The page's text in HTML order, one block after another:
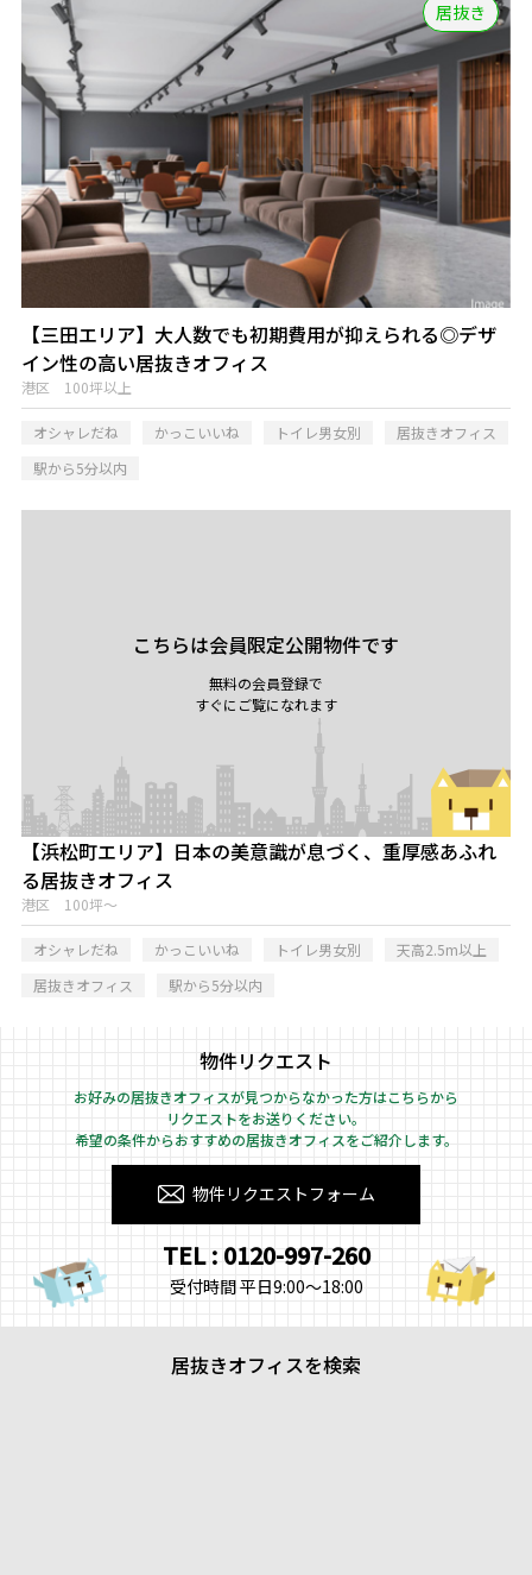
居抜き
【三田エリア】大人数でも初期費用が抑えられる◎デザ
イン性の高い居抜きオフィス
港区 100坪以上
オシャレだね かっこいいね トイレ男女別
居抜きオフィス
駅から5分以内
こちらは会員限定公開物件です
無料の会員登録で
すぐにご覧になれます
【浜松町エリア】日本の美意識が息づく、重厚感あふれ
る居抜きオフィス
港区 100坪～
オシャレだね かっこいいね トイレ男女別
天高2.5m以上
居抜きオフィス
駅から5分以内
物件リクエスト
お好みの居抜きオフィスが見つからなかった方はこちらから
リクエストをお送りください。
希望の条件からおすすめの居抜きオフィスをご紹介します。
物件リクエストフォーム
TEL : 0120-997-260
受付時間 平日9:00～18:00
居抜きオフィスを検索